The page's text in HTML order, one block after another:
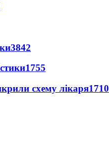
3842
1755
схему лікаря1710